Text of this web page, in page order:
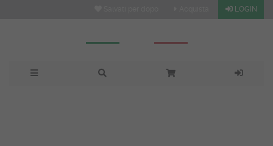
LOGIN